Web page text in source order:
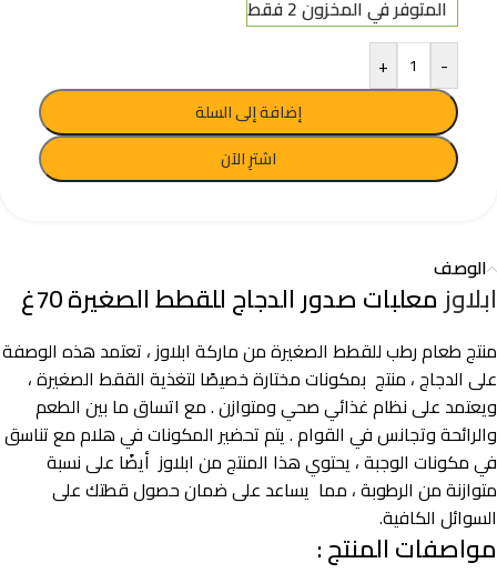
المتوفر في المخزون 2 فقط
-
+
إضافة إلى السلة
اشترِ الآن
الوصف
ابلاوزمعلبات صدور الدجاج للقطط الصغيرة 70غ
منتج طعام رطب للقطط الصغيرة من ماركة ابلاوز ، تعتمد هذه الوصفة
على الدجاج ، منتج بمكونات مختارة خصيصًا لتغذية الققط الصغيرة ،
ويعتمد على نظام غذائي صحي ومتوازن . مع اتساق ما بين الطعم
والرائحة وتجانس في القوام . يتم تحضير المكونات في هلام مع تناسق
في مكونات الوجبة ، يحتوي هذا المنتج من ابلاوز أيضًا على نسبة
متوازنة من الرطوبة ، مما يساعد على ضمان حصول قطتك على
السوائل الكافية.
مواصفات المنتج :